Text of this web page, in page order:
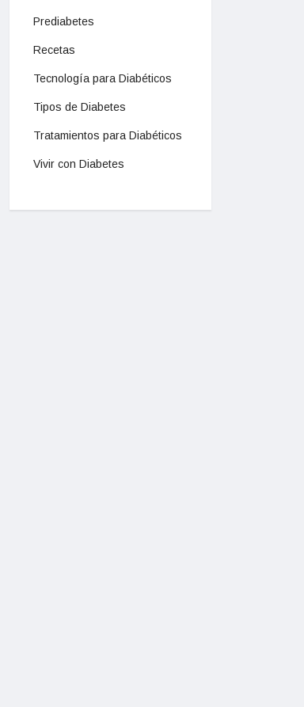
Prediabetes
Recetas
Tecnología para Diabéticos
Tipos de Diabetes
Tratamientos para Diabéticos
Vivir con Diabetes